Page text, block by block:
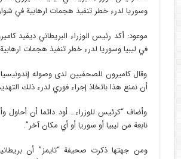
وسوريا لدرء خطر تنفيذ هجمات ارهابية في
موعود: أكد رئيس الوزراء البريطاني ديفيد
في ليبيا وسوريا لدرء خطر تنفيذ هجمات
وقال كاميرون للصحفيين لدى وصوله
أن نمنع هذا باتخاذ إجراء فوري لدرء ذلك
وأضاف “كرئيس للوزراء.. أود دائما أن
نابعة من ليبيا أو سوريا أو أي مكان آخر”.
ومن جهتها ذكرت صحيفة “تايمز” أن